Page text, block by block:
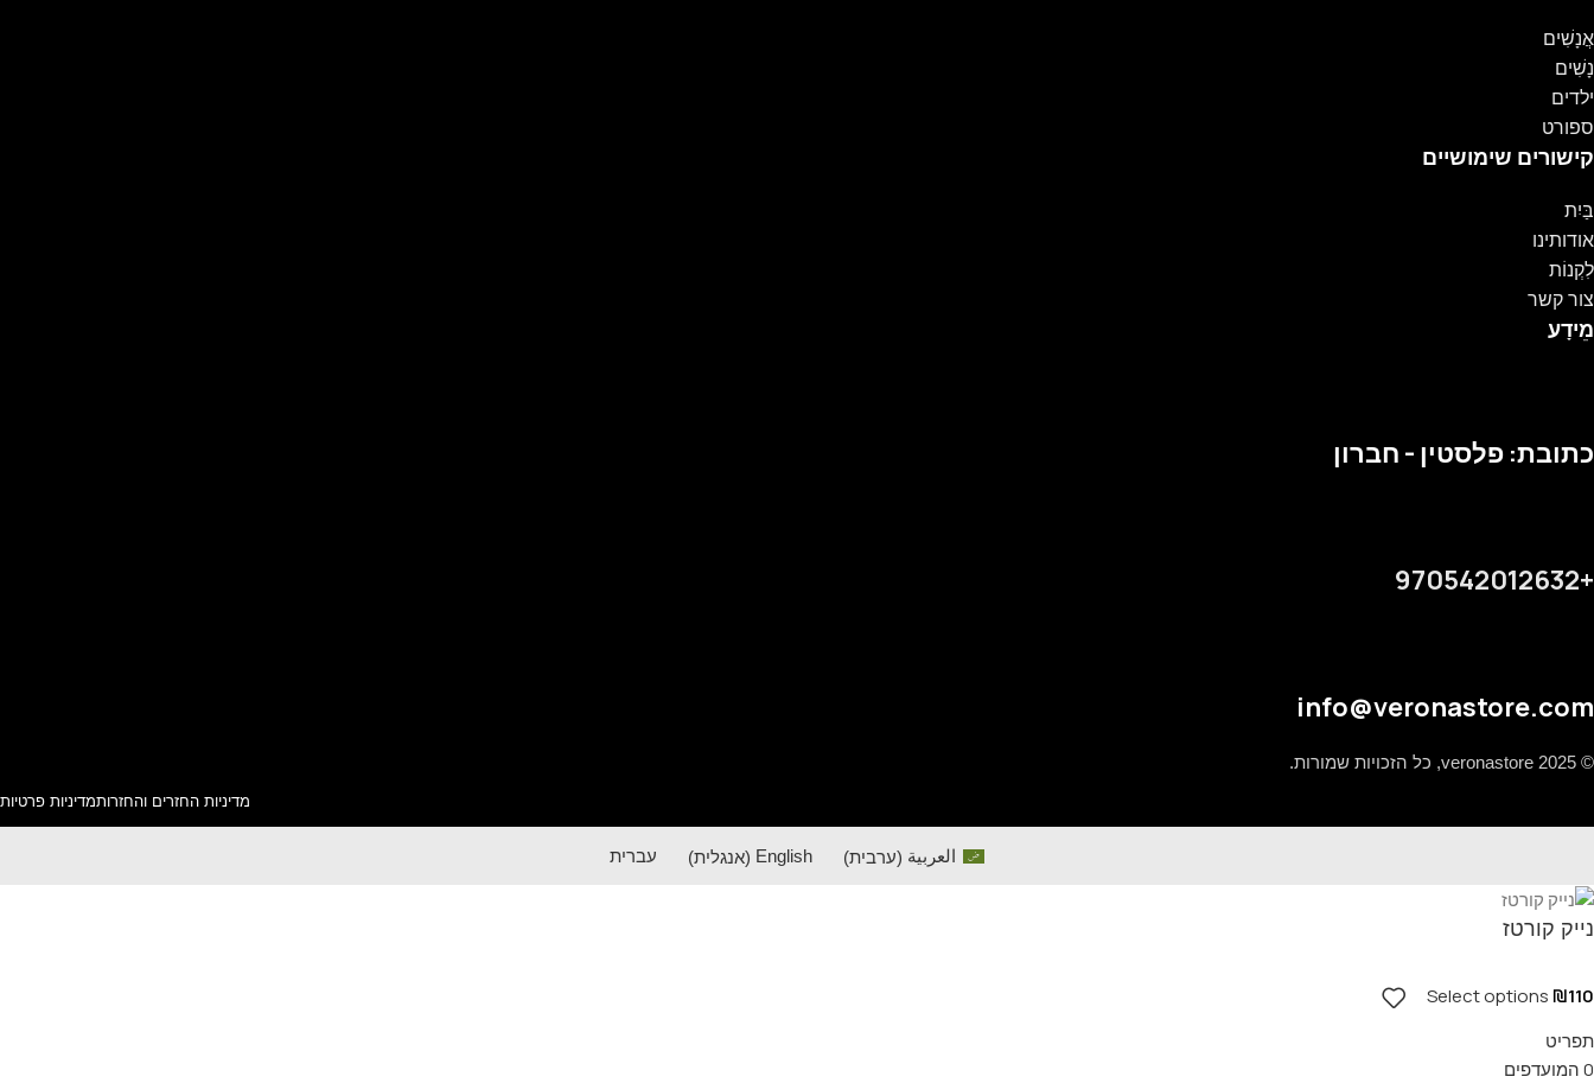
אֲנָשִׁים
נָשִׁים
ילדים
ספורט
קישורים שימושיים
בַּיִת
אודותינו
לִקְנוֹת
צור קשר
מֵידָע
כתובת: פלסטין - חברון
+970542012632
info@veronastore.com
© 2025 veronastore, כל הזכויות שמורות.
מדיניות החזרים והחזרותמדיניות פרטיות
العربية (ערבית)
English
(אנגלית) עברית
נייק קורטז
₪110
Select options
תפריט
0המועדפים